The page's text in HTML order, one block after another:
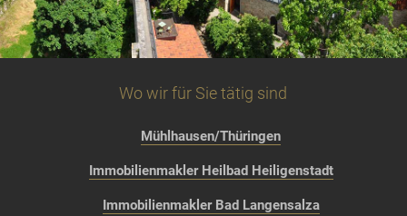
Wo wir für Sie tätig sind
Mühlhausen/Thüringen
Immobilienmakler Heilbad Heiligenstadt
Immobilienmakler Bad Langensalza